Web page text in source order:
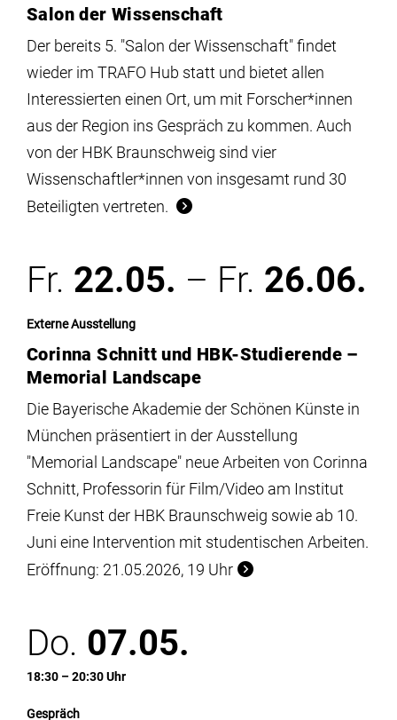
Salon der Wissenschaft
Der bereits 5. "Salon der Wissenschaft" findet
wieder im TRAFO Hub statt und bietet allen
Interessierten einen Ort, um mit Forscher*innen
aus der Region ins Gespräch zu kommen. Auch
von der HBK Braunschweig sind vier
Wissenschaftler*innen von insgesamt rund 30
Beteiligten vertreten.
Fr. 22.05. – Fr. 26.06.
Externe Ausstellung
Corinna Schnitt und HBK-Studierende –
Memorial Landscape
Die Bayerische Akademie der Schönen Künste in
München präsentiert in der Ausstellung
"Memorial Landscape" neue Arbeiten von Corinna
Schnitt, Professorin für Film/Video am Institut
Freie Kunst der HBK Braunschweig sowie ab 10.
Juni eine Intervention mit studentischen Arbeiten.
Eröffnung: 21.05.2026, 19 Uhr
Do. 07.05.
18:30 – 20:30 Uhr
Gespräch